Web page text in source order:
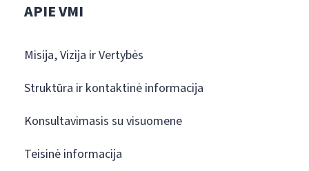
APIE VMI
Misija, Vizija ir Vertybės
Struktūra ir kontaktinė informacija
Konsultavimasis su visuomene
Teisinė informacija